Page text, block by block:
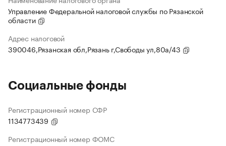
Управление Федеральной налоговой службы по Рязанской
области
Адрес налоговой
390046,Рязанская обл,Рязань г,Свободы ул,80а/43
Социальные фонды
Регистрационный номер СФР
1134773439
Регистрационный номер ФОМС